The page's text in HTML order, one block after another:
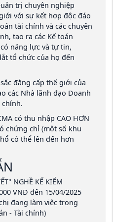
trị chuyên nghiệp
với sự kết hợp độc đáo
tài chính và các chuyên
tạo ra các Kế toán
có năng lực và tự tin,
tổ chức của họ đến
đẳng cấp thế giới của
các Nhà lãnh đạo Doanh
có thu nhập CAO HƠN
chứng chỉ (một số khu
có thể lên đến hơn
NGHỀ KẾ KIỂM
VNĐ đến 15/04/2025
đang làm việc trong
- Tài chính)